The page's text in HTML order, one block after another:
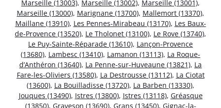
Marseille (13003), Marseille (13002), Marseille (13001),
Marseille (13000), Marignane (13700), Mallemort (13370),
Maillane (13910), Les Pennes-Mirabeau (13170), Les Baux-
de-Provence (13520), Le Tholonet (13100), Le Rove (13740),
Le Puy-Sainte-Réparade (13610), Lançon-Provence
(13680), Lambesc (13410), Lamanon (13113), La Roque-
d’Anthéron (13640), La Penne-sur-Huveaune (13821), La
Fare-les-Oliviers (13580), La Destrousse (13112), La Ciotat
(13600), La Bouilladisse (13720), La Barben (13330),
Jouques (13490), Istres (13800), Istres (13118), Gréasque
(13850), Graveson (13690), Grans (13450), Gignac-la-